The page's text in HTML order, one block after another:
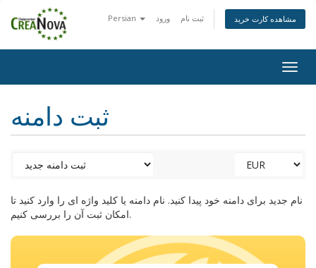
Persian ورود ثبت نام مشاهده کارت خرید
ثبت دامنه
نام جدید برای دامنه خود پیدا کنید. نام دامنه یا کلید واژه ای را وارد کنید تا
امکان ثبت آن را بررسی کنیم.